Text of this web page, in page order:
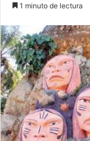
1 minuto de lectura